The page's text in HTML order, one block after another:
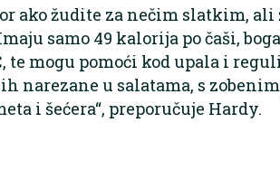
ako žudite za nečim slatkim,
samo 49 kalorija po čaši,
te mogu pomoći kod upala i
ih narezane u salatama, s
i šećera“, preporučuje Hardy.